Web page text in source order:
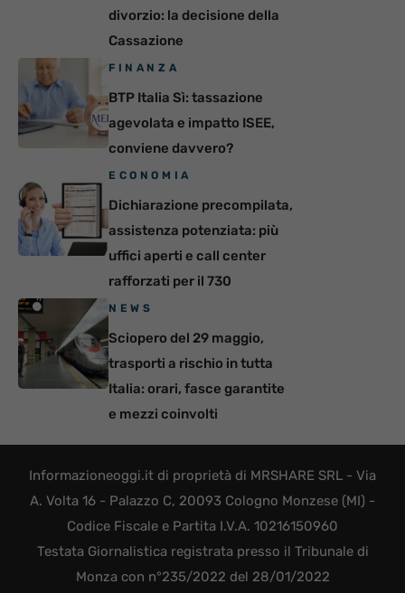
divorzio: la decisione della
Cassazione
FINANZA
BTP Italia Sì: tassazione
agevolata e impatto ISEE,
conviene davvero?
ECONOMIA
Dichiarazione precompilata,
assistenza potenziata: più
uffici aperti e call center
rafforzati per il 730
NEWS
Sciopero del 29 maggio,
trasporti a rischio in tutta
Italia: orari, fasce garantite
e mezzi coinvolti
Informazioneoggi.it di proprietà di MRSHARE SRL - Via
A. Volta 16 - Palazzo C, 20093 Cologno Monzese (MI) -
Codice Fiscale e Partita I.V.A. 10216150960
Testata Giornalistica registrata presso il Tribunale di
Monza con n°235/2022 del 28/01/2022